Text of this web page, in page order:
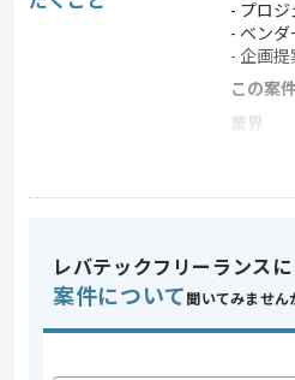
- プロジ
- ベン
- 企画提
この案
業界
特徴
求める
レバテックフリーランスに
案件について 聞いてみません